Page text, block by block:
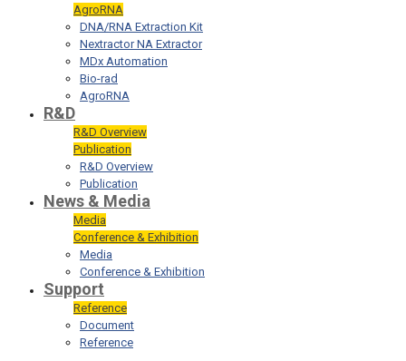
AgroRNA
DNA/RNA Extraction Kit
Nextractor NA Extractor
MDx Automation
Bio-rad
AgroRNA
R&D
R&D Overview
Publication
R&D Overview
Publication
News & Media
Media
Conference & Exhibition
Media
Conference & Exhibition
Support
Reference
Document
Reference